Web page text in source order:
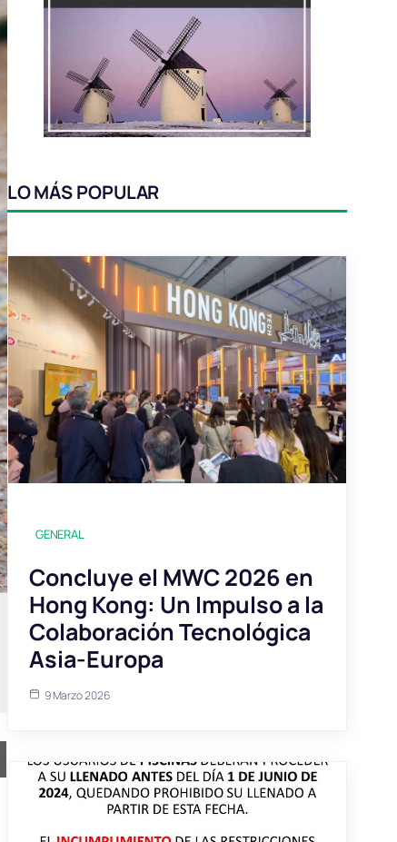
LO MÁS POPULAR
GENERAL
Concluye el MWC 2026 en
Hong Kong: Un Impulso a la
Colaboración Tecnológica
Asia-Europa
9 Marzo 2026